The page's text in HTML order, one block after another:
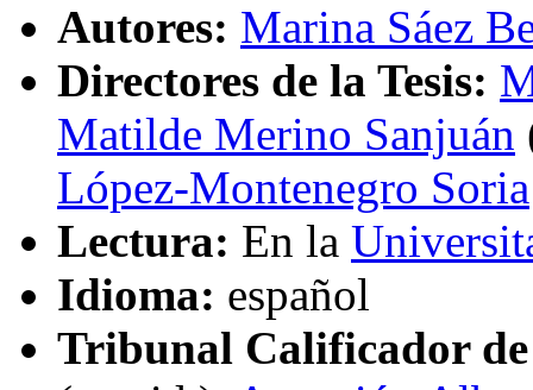
Autores: Marina Sáez
Directores de la Tesis:
Matilde Merino Sanjuán
López-Montenegro Soria
Lectura: En la
Idioma: español
Tribunal Calificador de